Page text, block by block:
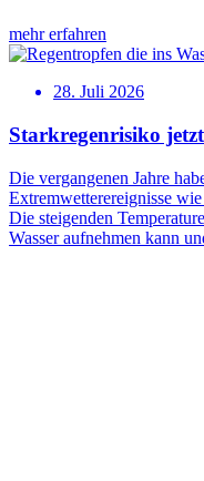
mehr erfahren
28. Juli 2026
Starkregenrisiko
Die vergangenen Jahre
Extremwetterereignisse
Die steigenden
Wasser aufnehmen kann